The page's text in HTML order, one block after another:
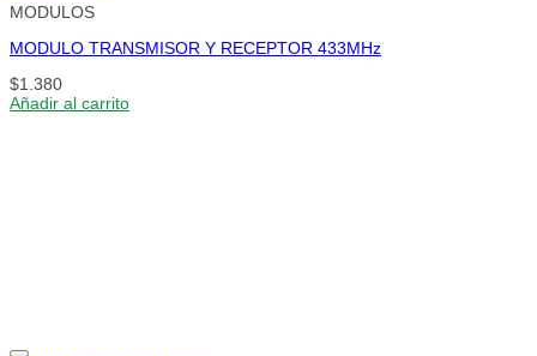
MODULOS
MODULO TRANSMISOR Y RECEPTOR 433MHz
$1.380
Añadir al carrito